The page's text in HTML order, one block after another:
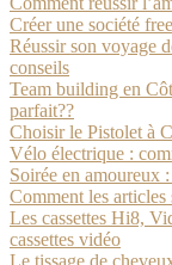
Créer une société
Réussir son voyage
conseils
Team building en
parfait??
Choisir le Pistolet à
Vélo électrique :
Soirée en amoureux
Comment les
Les cassettes Hi8,
cassettes vidéo
Le tissage de